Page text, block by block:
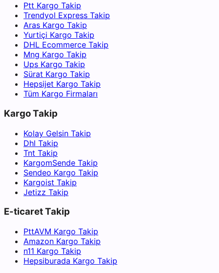
Ptt Kargo Takip
Trendyol Express Takip
Aras Kargo Takip
Yurtiçi Kargo Takip
DHL Ecommerce Takip
Mng Kargo Takip
Ups Kargo Takip
Sürat Kargo Takip
Hepsijet Kargo Takip
Tüm Kargo Firmaları
Kargo Takip
Kolay Gelsin Takip
Dhl Takip
Tnt Takip
KargomSende Takip
Sendeo Kargo Takip
Kargoist Takip
Jetizz Takip
E-ticaret Takip
PttAVM Kargo Takip
Amazon Kargo Takip
n11 Kargo Takip
Hepsiburada Kargo Takip